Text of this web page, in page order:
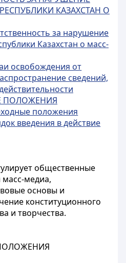
КАЗАХСТАН О
за нарушение
Казахстан о масс-
освобождения от
сведений,
ПОЛОЖЕНИЯ
положения
введения в действие
общественные
медиа,
основы и
конституционного
и творчества.